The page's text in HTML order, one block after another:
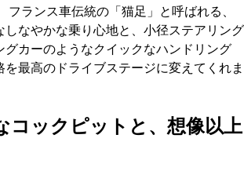
フランス車伝統の「猫足」と呼ばれる、
しなやかな乗り心地と、小径ステアリング
グカーのようなクイックなハンドリング
を最高のドライブステージに変えてくれま
コックピットと、想像以上